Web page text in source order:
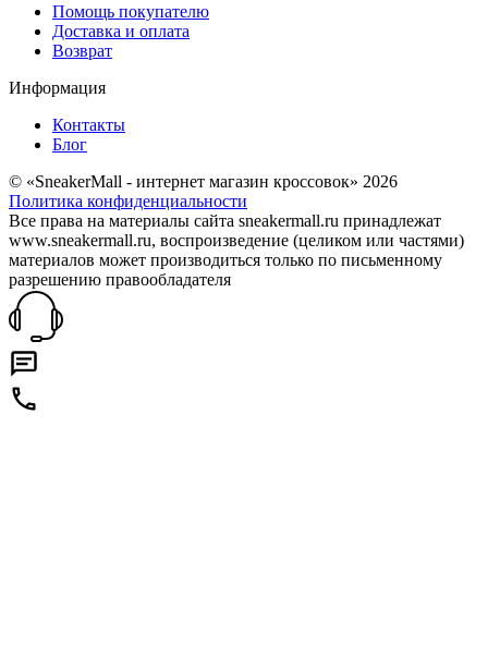
Помощь покупателю
Доставка и оплата
Возврат
Информация
Контакты
Блог
© «SneakerMall - интернет магазин кроссовок» 2026
Политика конфиденциальности
Все права на материалы сайта sneakermall.ru принадлежат
www.sneakermall.ru, воспроизведение (целиком или частями)
материалов может производиться только по письменному
разрешению правообладателя